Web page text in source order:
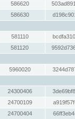
586620
586630
581110
581120
5960020
24300406
24700109
24700404